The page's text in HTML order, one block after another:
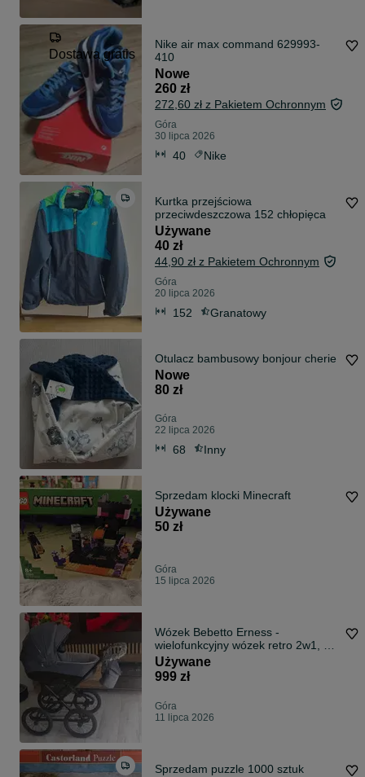
Dostawa gratis
Nike air max command 629993-
410
Nowe
260 zł
272,60 zł z Pakietem Ochronnym
Góra
30 lipca 2026
40 Nike
Kurtka przejściowa
przeciwdeszczowa 152 chłopięca
Używane
40 zł
44,90 zł z Pakietem Ochronnym
Góra
20 lipca 2026
152 Granatowy
Otulacz bambusowy bonjour cherie
Nowe
80 zł
Góra
22 lipca 2026
68 Inny
Sprzedam klocki Minecraft
Używane
50 zł
Góra
15 lipca 2026
Wózek Bebetto Erness -
wielofunkcyjny wózek retro 2w1, z
opcją 3w1
Używane
999 zł
Góra
11 lipca 2026
Sprzedam puzzle 1000 sztuk